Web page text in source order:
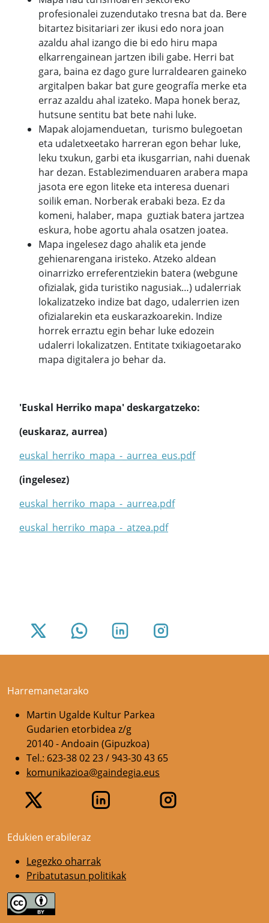
profesionalei zuzendutako tresna bat da. Bere
bitartez bisitariari zer ikusi edo nora joan
azaldu ahal izango die bi edo hiru mapa
elkarrengainean jartzen ibili gabe. Herri bat
gara, baina ez dago gure lurraldearen gaineko
argitalpen bakar bat gure geografía merke eta
erraz azaldu ahal izateko. Mapa honek beraz,
hutsune sentitu bat bete nahi luke.
Mapak alojamenduetan, turismo bulegoetan
eta udaletxeetako harreran egon behar luke,
leku txukun, garbi eta ikusgarrian, nahi duenak
har dezan. Establezimenduaren arabera mapa
jasota ere egon liteke eta interesa duenari
soilik eman. Norberak erabaki beza. Ez da
komeni, halaber, mapa guztiak batera jartzea
eskura, hobe agortu ahala osatzen joatea.
Mapa ingelesez dago ahalik eta jende
gehienarengana iristeko. Atzeko aldean
oinarrizko erreferentziekin batera (webgune
ofizialak, gida turistiko nagusiak…) udalerriak
lokalizatzeko indize bat dago, udalerrien izen
ofizialarekin eta euskarazkoarekin. Indize
horrek erraztu egin behar luke edozein
udalerri lokalizatzen. Entitate txikiagoetarako
mapa digitalera jo behar da.
'Euskal Herriko mapa' deskargatzeko:
(euskaraz, aurrea)
euskal_herriko_mapa_-_aurrea_eus.pdf
(ingelesez)
euskal_herriko_mapa_-_aurrea.pdf
euskal_herriko_mapa_-_atzea.pdf
Harremanetarako
Martin Ugalde Kultur Parkea
Gudarien etorbidea z/g
20140 - Andoain (Gipuzkoa)
Tel.: 623-38 02 23 / 943-30 43 65
komunikazioa@gaindegia.eus
Edukien erabileraz
Legezko oharrak
Pribatutasun politikak